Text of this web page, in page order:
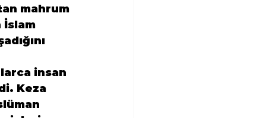
mahrum
İslam
insan
Keza